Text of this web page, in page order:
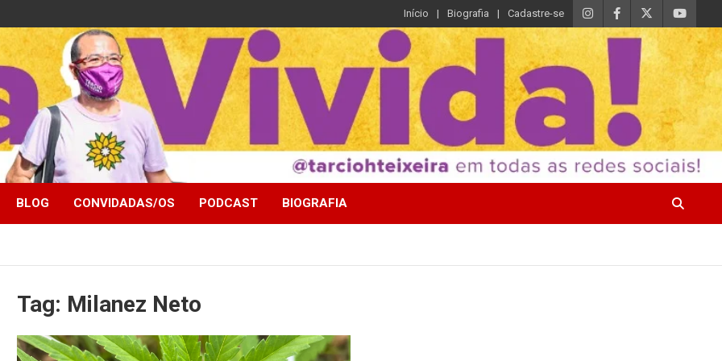
Início Biografia Cadastre-se
BLOG CONVIDADAS/OS PODCAST BIOGRAFIA
Tag: Milanez Neto